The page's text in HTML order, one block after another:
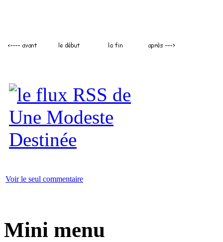
Voir le seul commentaire
Mini menu